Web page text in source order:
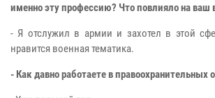
именно эту профессию? Что повлияло на ваш
- Я отслужил в армии и захотел в этой
нравится военная тематика.
- Как давно работаете в правоохранительных